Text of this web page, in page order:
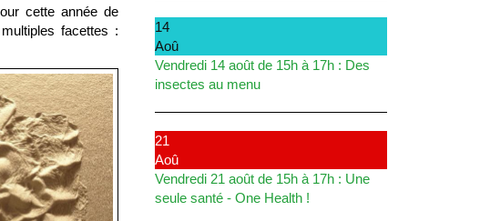
cette année de
facettes :
14
Aoû
Vendredi 14 août de 15h à 17h : Des
insectes au menu
21
Aoû
Vendredi 21 août de 15h à 17h : Une
seule santé - One Health !